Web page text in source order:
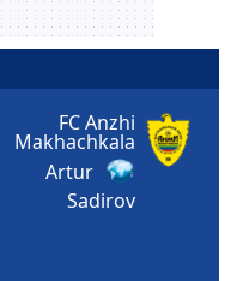
FC Anzhi
Makhachkala
Artur
Sadirov